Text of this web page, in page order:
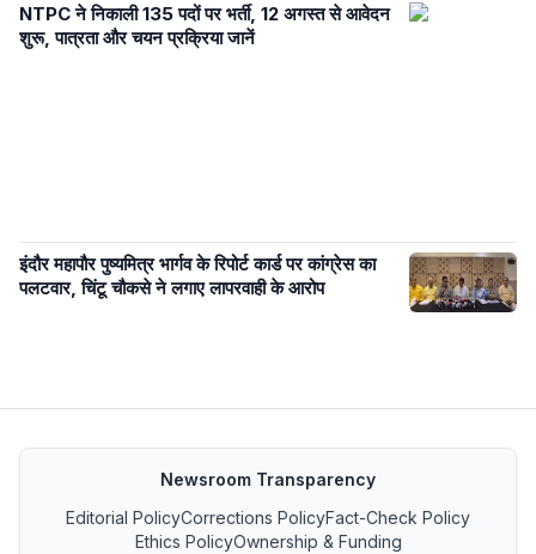
NTPC ने निकाली 135 पदों पर भर्ती, 12 अगस्त से आवेदन
शुरू, पात्रता और चयन प्रक्रिया जानें
इंदौर महापौर पुष्यमित्र भार्गव के रिपोर्ट कार्ड पर कांग्रेस का
पलटवार, चिंटू चौकसे ने लगाए लापरवाही के आरोप
Newsroom Transparency
Editorial PolicyCorrections PolicyFact-Check Policy
Ethics PolicyOwnership & Funding